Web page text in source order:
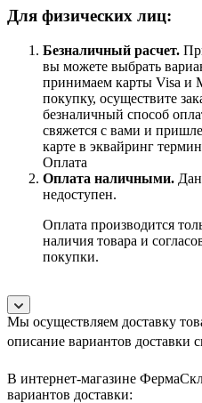
Для физических лиц:
Безналичный расчет.
вы можете выбрать
принимаем карты Visa и
покупку, осуществите
безналичный способ
свяжется с вами и
карте в эквайринг
Оплата
Оплата наличными.
недоступен.
Оплата производится
наличия товара и
покупки.
Мы осуществляем доставку
описание вариантов доставки
В интернет-магазине
вариантов доставки: